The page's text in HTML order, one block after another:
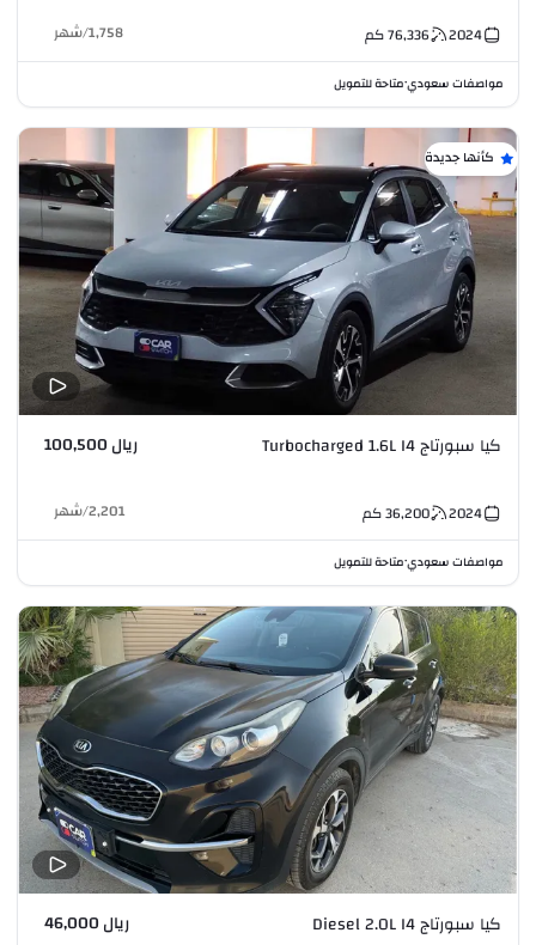
2024
76,336كم 1,758
/شهر
مواصفات سعودي•متاحة للتمويل
كأنها جديدة
كيا سبورتاج Turbocharged 1.6L I4 ريال 100,500
2024
36,200كم 2,201
/شهر
مواصفات سعودي•متاحة للتمويل
كيا سبورتاج Diesel 2.0L I4 ريال 46,000